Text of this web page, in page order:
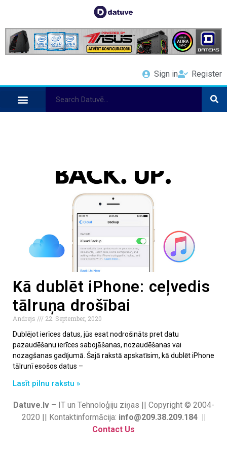
Sign in Register
Kā dublēt iPhone: ceļvedis
tālruņa drošībai
Andrejs
22. September, 2020
Dublējot ierīces datus, jūs esat nodrošināts pret datu
pazaudēšanu ierīces sabojāšanas, nozaudēšanas vai
nozagšanas gadījumā. Šajā rakstā apskatīsim, kā dublēt iPhone
tālrunī esošos datus –
Lasīt pilnu rakstu »
Datuve.lv– IT un Tehnoloģiju ziņas || Copyright © 2004-
2020 || Kontaktinformācija: info@209.38.209.184 ||
Contact Us